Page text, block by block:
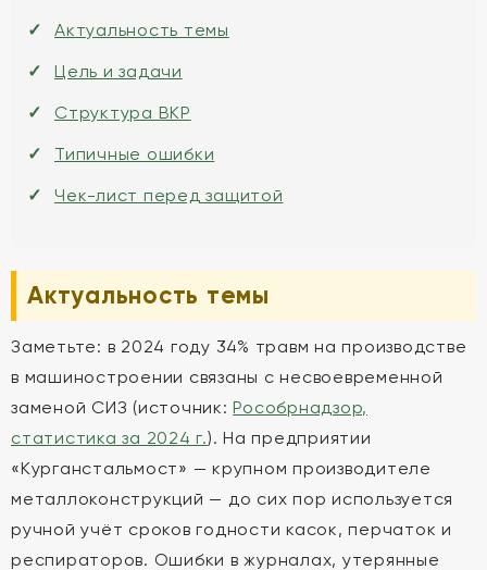
Актуальность темы
Цель и задачи
Структура ВКР
Типичные ошибки
Чек-лист перед защитой
Актуальность темы
Заметьте: в 2024 году 34% травм на производстве
в машиностроении связаны с несвоевременной
заменой СИЗ (источник:Рособрнадзор,
статистика за 2024 г.). На предприятии
«Курганстальмост» — крупном производителе
металлоконструкций — до сих пор используется
ручной учёт сроков годности касок, перчаток и
респираторов. Ошибки в журналах, утерянные